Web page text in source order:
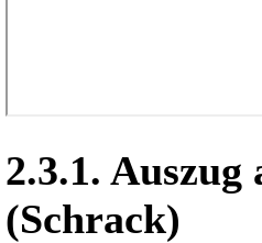
2.3.1.
(Schrack)